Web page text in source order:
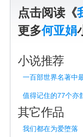
点击阅读《
更多何亚娟
小说推荐
一百部世界名著中
值得记住的77个亦
其它作品
我们都在为爱堕落